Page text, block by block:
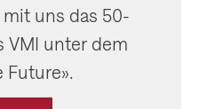
mit uns das 50-
VMI unter dem
Future».